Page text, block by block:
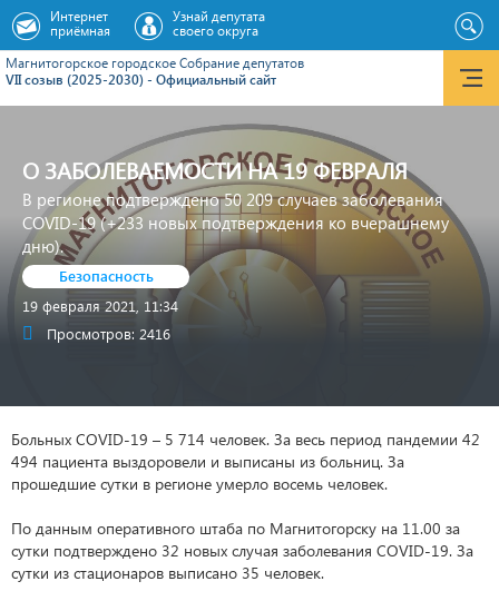
Магнитогорское городское Cобрание депутатов
VII созыв (2025-2030) - Официальный сайт
Интернет
приёмная
Узнай депутата
своего округа
О ЗАБОЛЕВАЕМОСТИ НА 19 ФЕВРАЛЯ
В регионе подтверждено 50 209 случаев заболевания
COVID-19 (+233 новых подтверждения ко вчерашнему
дню).
Безопасность
19 февраля 2021, 11:34
Просмотров: 2416
Больных COVID-19 – 5 714 человек. За весь период пандемии 42
494 пациента выздоровели и выписаны из больниц. За
прошедшие сутки в регионе умерло восемь человек.
По данным оперативного штаба по Магнитогорску на 11.00 за
сутки подтверждено 32 новых случая заболевания COVID-19. За
сутки из стационаров выписано 35 человек.